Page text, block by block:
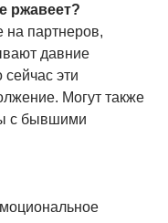
ржавеет?
на партнеров,
давние
эти
Могут также
с бывшими